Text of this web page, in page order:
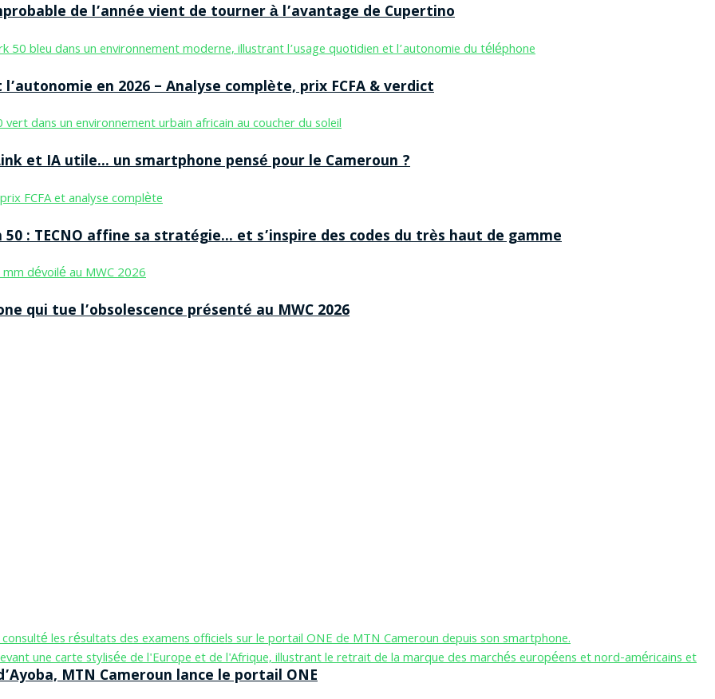
de l’année vient de tourner à l’avantage de Cupertino
en 2026 – Analyse complète, prix FCFA & verdict
et IA utile… un smartphone pensé pour le Cameroun ?
50 : TECNO affine sa stratégie… et s’inspire des codes du très haut de gamme
qui tue l’obsolescence présenté au MWC 2026
MTN Cameroun lance le portail ONE